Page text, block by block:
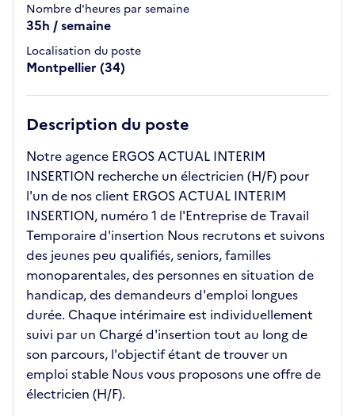
Nombre d'heures par semaine
35h / semaine
Localisation du poste
Montpellier (34)
Description du poste
Notre agence ERGOS ACTUAL INTERIM
INSERTION recherche un électricien (H/F) pour
l'un de nos client ERGOS ACTUAL INTERIM
INSERTION, numéro 1 de l'Entreprise de Travail
Temporaire d'insertion Nous recrutons et suivons
des jeunes peu qualifiés, seniors, familles
monoparentales, des personnes en situation de
handicap, des demandeurs d'emploi longues
durée. Chaque intérimaire est individuellement
suivi par un Chargé d'insertion tout au long de
son parcours, l'objectif étant de trouver un
emploi stable Nous vous proposons une offre de
électricien (H/F).